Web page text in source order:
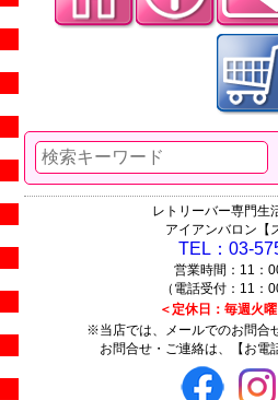
レトリーバー専門生
アイアンバロン【
TEL：03-
営業時間：11：
（電話受付：11：
＜定休日：毎週火
※当店では、メールでのお問合
お問合せ・ご連絡は、【お電